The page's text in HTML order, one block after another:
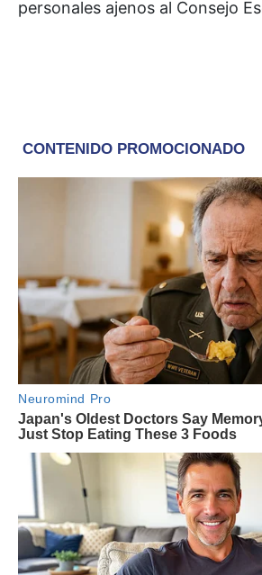
personales ajenos al Consejo